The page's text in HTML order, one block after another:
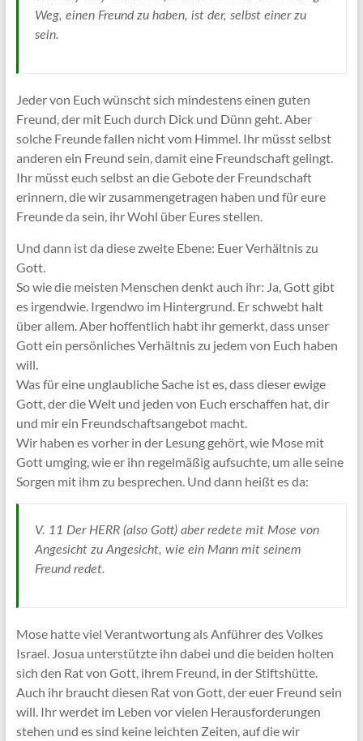
Weg, einen Freund zu haben, ist der, selbst einer zu
sein.
Jeder von Euch wünscht sich mindestens einen guten
Freund, der mit Euch durch Dick und Dünn geht. Aber
solche Freunde fallen nicht vom Himmel. Ihr müsst selbst
anderen ein Freund sein, damit eine Freundschaft gelingt.
Ihr müsst euch selbst an die Gebote der Freundschaft
erinnern, die wir zusammengetragen haben und für eure
Freunde da sein, ihr Wohl über Eures stellen.
Und dann ist da diese zweite Ebene: Euer Verhältnis zu
Gott.
So wie die meisten Menschen denkt auch ihr: Ja, Gott gibt
es irgendwie. Irgendwo im Hintergrund. Er schwebt halt
über allem. Aber hoffentlich habt ihr gemerkt, dass unser
Gott ein persönliches Verhältnis zu jedem von Euch haben
will.
Was für eine unglaubliche Sache ist es, dass dieser ewige
Gott, der die Welt und jeden von Euch erschaffen hat, dir
und mir ein Freundschaftsangebot macht.
Wir haben es vorher in der Lesung gehört, wie Mose mit
Gott umging, wie er ihn regelmäßig aufsuchte, um alle seine
Sorgen mit ihm zu besprechen. Und dann heißt es da:
V. 11 Der HERR (also Gott) aber redete mit Mose von
Angesicht zu Angesicht, wie ein Mann mit seinem
Freund redet.
Mose hatte viel Verantwortung als Anführer des Volkes
Israel. Josua unterstützte ihn dabei und die beiden holten
sich den Rat von Gott, ihrem Freund, in der Stiftshütte.
Auch ihr braucht diesen Rat von Gott, der euer Freund sein
will. Ihr werdet im Leben vor vielen Herausforderungen
stehen und es sind keine leichten Zeiten, auf die wir